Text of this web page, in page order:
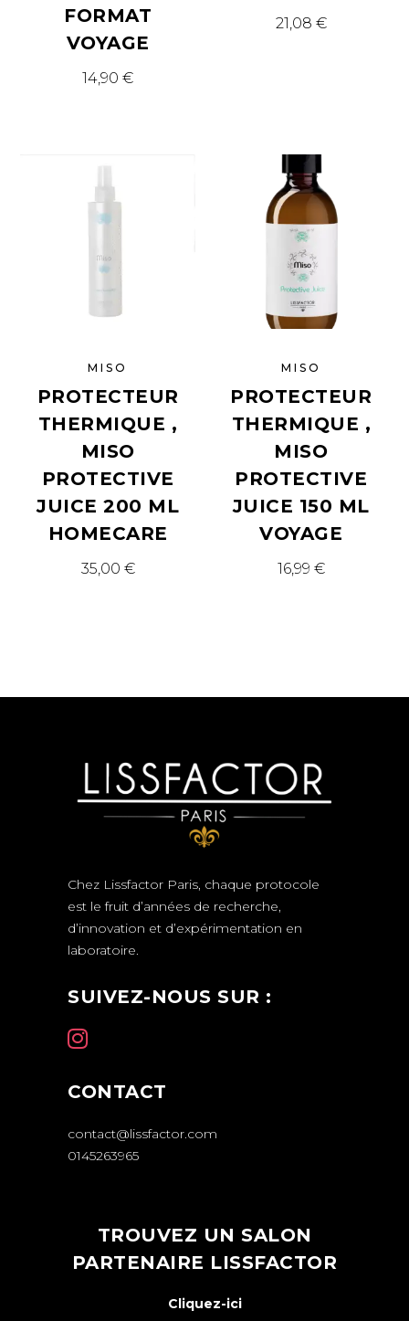
FORMAT
VOYAGE
14,90€
21,08 €
MISO
PROTECTEUR
THERMIQUE ,
MISO
PROTECTIVE
JUICE 200 ML
HOMECARE
35,00 €
MISO
PROTECTEUR
THERMIQUE ,
MISO
PROTECTIVE
JUICE 150 ML
VOYAGE
16,99 €
Chez Lissfactor Paris, chaque protocole
est le fruit d’années de recherche,
d’innovation et d’expérimentation en
laboratoire.
SUIVEZ-NOUS SUR :
CONTACT
contact@lissfactor.com
0145263965
TROUVEZ UN SALON
PARTENAIRE LISSFACTOR
Cliquez-ici